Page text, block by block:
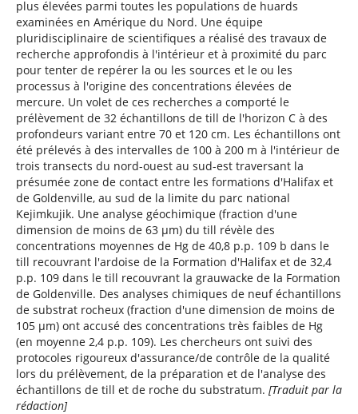
plus élevées parmi toutes les populations de huards
examinées en Amérique du Nord. Une équipe
pluridisciplinaire de scientiﬁques a réalisé des travaux de
recherche approfondis à l'intérieur et à proximité du parc
pour tenter de repérer la ou les sources et le ou les
processus à l'origine des concentrations élevées de
mercure. Un volet de ces recherches a comporté le
prélèvement de 32 échantillons de till de l'horizon C à des
profondeurs variant entre 70 et 120 cm. Les échantillons ont
été prélevés à des intervalles de 100 à 200 m à l'intérieur de
trois transects du nord-ouest au sud-est traversant la
présumée zone de contact entre les formations d'Halifax et
de Goldenville, au sud de la limite du parc national
Kejimkujik. Une analyse géochimique (fraction d'une
dimension de moins de 63 µm) du till révèle des
concentrations moyennes de Hg de 40,8 p.p. 109 b dans le
till recouvrant l'ardoise de la Formation d'Halifax et de 32,4
p.p. 109 dans le till recouvrant la grauwacke de la Formation
de Goldenville. Des analyses chimiques de neuf échantillons
de substrat rocheux (fraction d'une dimension de moins de
105 µm) ont accusé des concentrations très faibles de Hg
(en moyenne 2,4 p.p. 109). Les chercheurs ont suivi des
protocoles rigoureux d'assurance/de contrôle de la qualité
lors du prélèvement, de la préparation et de l'analyse des
échantillons de till et de roche du substratum. [Traduit par la
rédaction]